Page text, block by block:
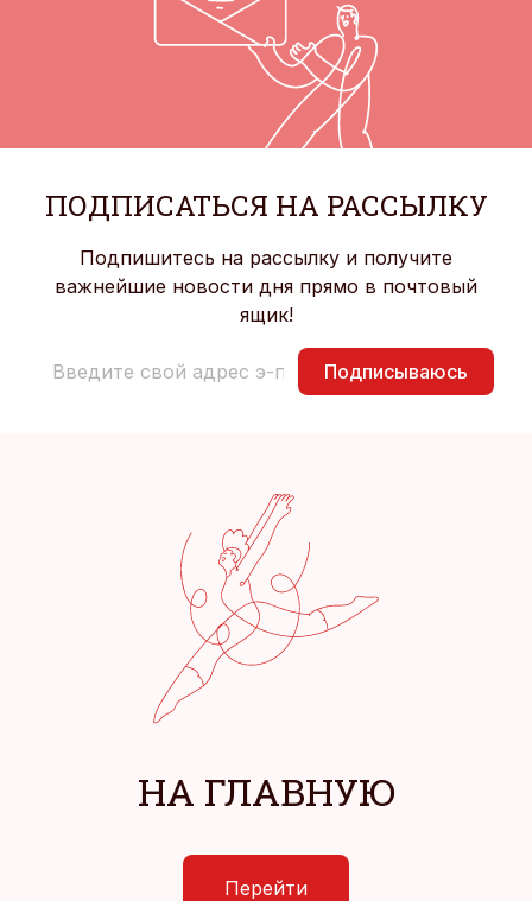
ПОДПИСАТЬСЯ НА РАССЫЛКУ
Подпишитесь на рассылку и получите
важнейшие новости дня прямо в почтовый
ящик!
Подписываюсь
НА ГЛАВНУЮ
Перейти